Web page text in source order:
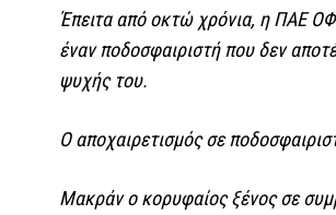
Έπειτα από οκτώ χρόνια, η ΠΑΕ
έναν ποδοσφαιριστή που δεν
ψυχής του.
Ο αποχαιρετισμός σε
Μακράν ο κορυφαίος ξένος σε